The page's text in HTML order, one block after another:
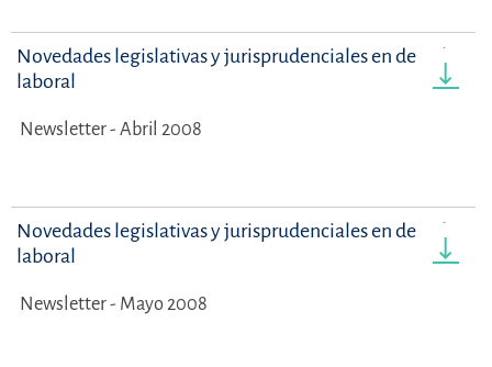
Novedades legislativas y jurisprudenciales en derecho
laboral
Newsletter - Abril 2008
Novedades legislativas y jurisprudenciales en derecho
laboral
Newsletter - Mayo 2008